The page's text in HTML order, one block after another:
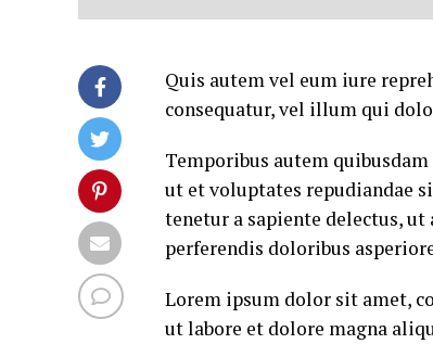
Quis autem vel eum iure
consequatur, vel illum qui
Temporibus autem
ut et voluptates repudiandae
tenetur a sapiente delectus,
perferendis doloribus
Lorem ipsum dolor sit amet,
ut labore et dolore magna